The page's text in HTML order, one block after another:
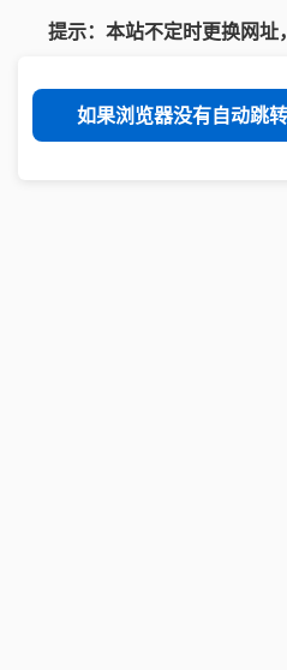
提示：本站不定时更换网址
如果浏览器没有自动跳